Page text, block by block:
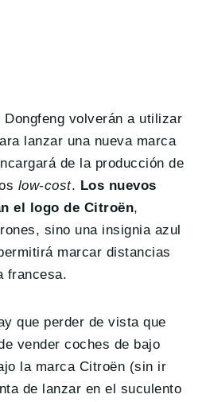
Dongfeng volverán a utilizar
lanzar una nueva marca
de la producción de
low-cost. Los nuevos
el logo de Citroën,
sino una insignia azul
marcar distancias
francesa.
que perder de vista que
vender coches de bajo
la marca Citroën (sin ir
de lanzar en el suculento